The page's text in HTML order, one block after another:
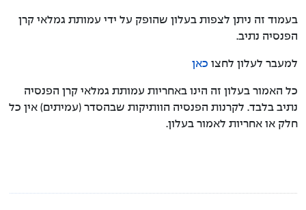
בעמוד זה ניתן לצפות בעלון שהופק על ידי עמותת גמלאי קרן
הפנסיה נתיב.
למעבר לעלון לחצו כאן
כל האמור בעלון זה הינו באחריות עמותת גמלאי קרן הפנסיה
נתיב בלבד. לקרנות הפנסיה הוותיקות שבהסדר (עמיתים) אין כל
חלק או אחריות לאמור בעלון.